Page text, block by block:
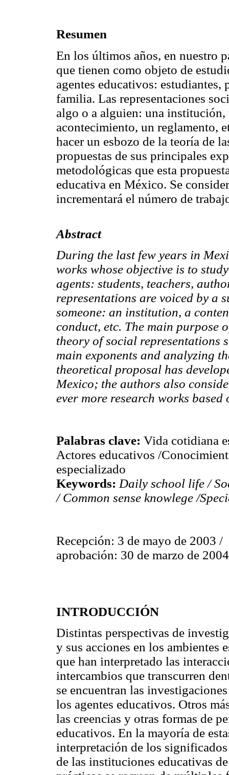
Resumen
En los últimos años, en nuestro
que tienen como objeto de
agentes educativos: estudiantes,
familia. Las representaciones
algo o a alguien: una
acontecimiento, un reglamento,
hacer un esbozo de la teoría de
propuestas de sus principales
metodológicas que esta
educativa en México. Se
incrementará el número de
Abstract
During the last few years in
works whose objective is to
agents: students, teachers,
representations are voiced by a
someone: an institution, a
conduct, etc. The main purpose
theory of social representations
main exponents and analyzing
theoretical proposal has
Mexico; the authors also
ever more research works based
Palabras clave: Vida cotidiana
Actores educativos /
especializado
Keywords: Daily school life /
/ Common sense knowlege /
Recepción: 3 de mayo de 2003 /
aprobación: 30 de marzo de 2004
INTRODUCCIÓN
Distintas perspectivas de
y sus acciones en los ambientes
que han interpretado las
intercambios que transcurren
se encuentran las
los agentes educativos. Otros
las creencias y otras formas de
educativos. En la mayoría de
interpretación de los
de las instituciones educativas